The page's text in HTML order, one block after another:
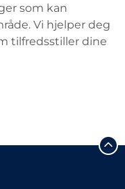
som kan
Vi hjelper deg
tilfredsstiller dine